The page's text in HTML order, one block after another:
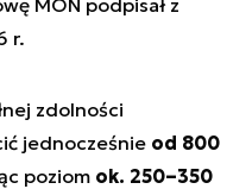
r.
zdolności
jednocześnie od 800
poziom ok. 250–350